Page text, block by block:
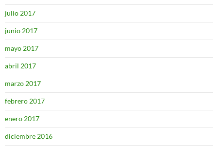
julio 2017
junio 2017
mayo 2017
abril 2017
marzo 2017
febrero 2017
enero 2017
diciembre 2016